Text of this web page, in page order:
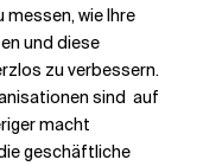
wie Ihre
und diese
zu verbessern.
sind auf
macht
geschäftliche